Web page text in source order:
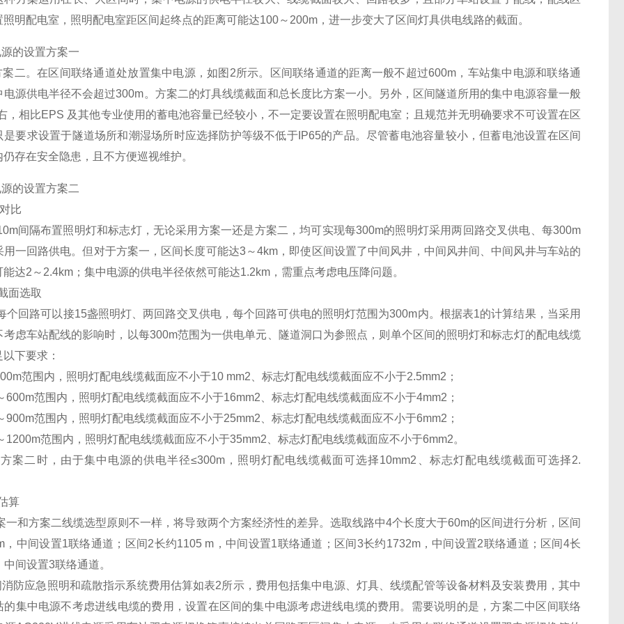
明配电室，照明配电室距区间起终点的距离可能达100～200m，进一步变大了区间灯具供电线路的截面。
的设置方案一
。在区间联络通道处放置集中电源，如图2所示。区间联络通道的距离一般不超过600m，车站集中电源和联络通
电源供电半径不会超过300m。方案二的灯具线缆截面和总长度比方案一小。另外，区间隧道所用的集中电源容量一般
，相比EPS 及其他专业使用的蓄电池容量已经较小，不一定要设置在照明配电室；且规范并无明确要求不可设置在区
是要求设置于隧道场所和潮湿场所时应选择防护等级不低于IP65的产品。尽管蓄电池容量较小，但蓄电池设置在区间
存在安全隐患，且不方便巡视维护。
的设置方案二
比
间隔布置照明灯和标志灯，无论采用方案一还是方案二，均可实现每300m的照明灯采用两回路交叉供电、每300m
用一回路供电。但对于方案一，区间长度可能达3～4km，即使区间设置了中间风井，中间风井间、中间风井与车站的
达2～2.4km；集中电源的供电半径依然可能达1.2km，需重点考虑电压降问题。
面选取
回路可以接15盏照明灯、两回路交叉供电，每个回路可供电的照明灯范围为300m内。根据表1的计算结果，当采用
考虑车站配线的影响时，以每300m范围为一供电单元、隧道洞口为参照点，则单个区间的照明灯和标志灯的配电线缆
下要求：
范围内，照明灯配电线缆截面应不小于10 mm2、标志灯配电线缆截面应不小于2.5mm2；
600m范围内，照明灯配电线缆截面应不小于16mm2、标志灯配电线缆截面应不小于4mm2；
900m范围内，照明灯配电线缆截面应不小于25mm2、标志灯配电线缆截面应不小于6mm2；
1200m范围内，照明灯配电线缆截面应不小于35mm2、标志灯配电线缆截面应不小于6mm2。
二时，由于集中电源的供电半径≤300m，照明灯配电线缆截面可选择10mm2、标志灯配电线缆截面可选择2.
算
和方案二线缆选型原则不一样，将导致两个方案经济性的差异。选取线路中4个长度大于60m的区间进行分析，区间
，中间设置1联络通道；区间2长约1105 m，中间设置1联络通道；区间3长约1732m，中间设置2联络通道；区间4长
间设置3联络通道。
应急照明和疏散指示系统费用估算如表2所示，费用包括集中电源、灯具、线缆配管等设备材料及安装费用，其中
的集中电源不考虑进线电缆的费用，设置在区间的集中电源考虑进线电缆的费用。需要说明的是，方案二中区间联络